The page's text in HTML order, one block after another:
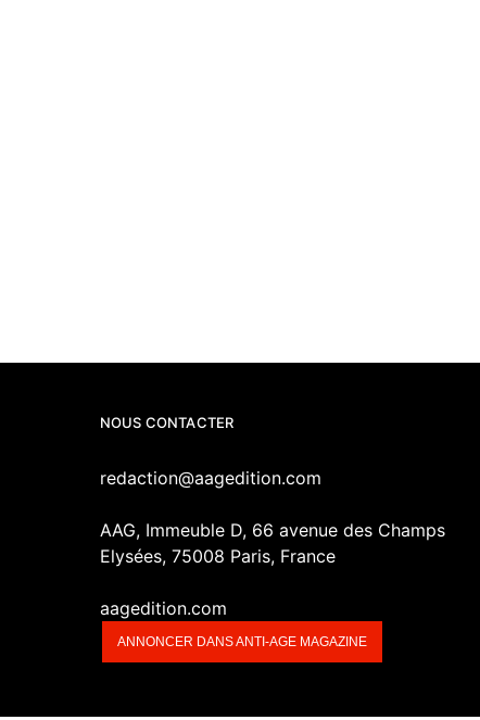
NOUS CONTACTER
redaction@aagedition.com
AAG, Immeuble D, 66 avenue des Champs
Elysées, 75008 Paris, France
aagedition.com
ANNONCER DANS ANTI-AGE MAGAZINE